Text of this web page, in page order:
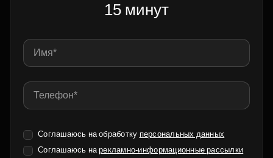
15 минут
Соглашаюсь на обработку персональных данных
Соглашаюсь нарекламно-информационные рассылки